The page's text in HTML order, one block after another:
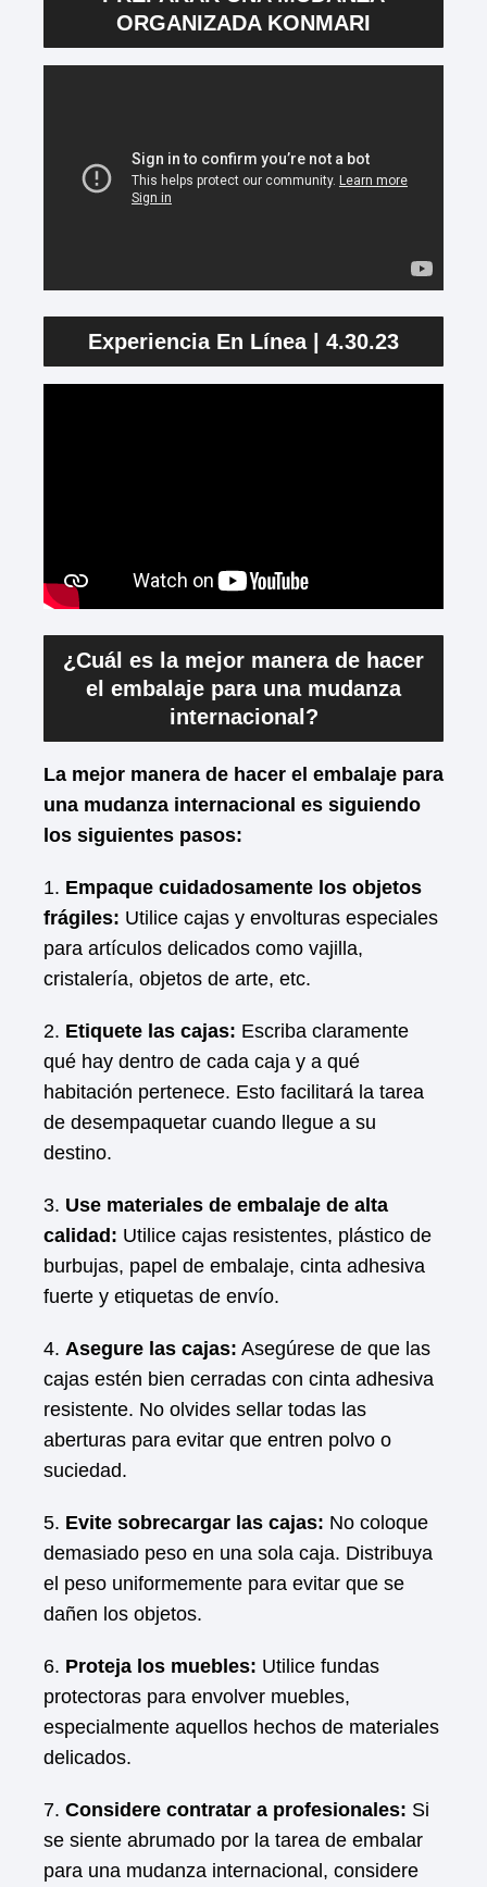
ORGANIZADA KONMARI
Experiencia En Línea | 4.30.23
¿Cuál es la mejor manera de hacer
el embalaje para una mudanza
internacional?
La mejor manera de hacer el embalaje para
una mudanza internacional es siguiendo
los siguientes pasos:
1. Empaque cuidadosamente los objetos
frágiles: Utilice cajas y envolturas especiales
para artículos delicados como vajilla,
cristalería, objetos de arte, etc.
2. Etiquete las cajas: Escriba claramente
qué hay dentro de cada caja y a qué
habitación pertenece. Esto facilitará la tarea
de desempaquetar cuando llegue a su
destino.
3. Use materiales de embalaje de alta
calidad: Utilice cajas resistentes, plástico de
burbujas, papel de embalaje, cinta adhesiva
fuerte y etiquetas de envío.
4. Asegure las cajas: Asegúrese de que las
cajas estén bien cerradas con cinta adhesiva
resistente. No olvides sellar todas las
aberturas para evitar que entren polvo o
suciedad.
5. Evite sobrecargar las cajas: No coloque
demasiado peso en una sola caja. Distribuya
el peso uniformemente para evitar que se
dañen los objetos.
6. Proteja los muebles: Utilice fundas
protectoras para envolver muebles,
especialmente aquellos hechos de materiales
delicados.
7. Considere contratar a profesionales: Si
se siente abrumado por la tarea de embalar
para una mudanza internacional, considere